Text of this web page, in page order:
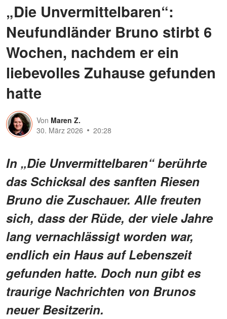
„Die Unvermittelbaren“:
Neufundländer Bruno stirbt 6
Wochen, nachdem er ein
liebevolles Zuhause gefunden
hatte
Von Maren Z.
30. März 2026
20:28
In „Die Unvermittelbaren“ berührte
das Schicksal des sanften Riesen
Bruno die Zuschauer. Alle freuten
sich, dass der Rüde, der viele Jahre
lang vernachlässigt worden war,
endlich ein Haus auf Lebenszeit
gefunden hatte. Doch nun gibt es
traurige Nachrichten von Brunos
neuer Besitzerin.